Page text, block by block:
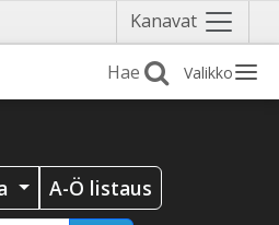
Kanavat Näytä
valikko
Valikko
A-Ö listaus